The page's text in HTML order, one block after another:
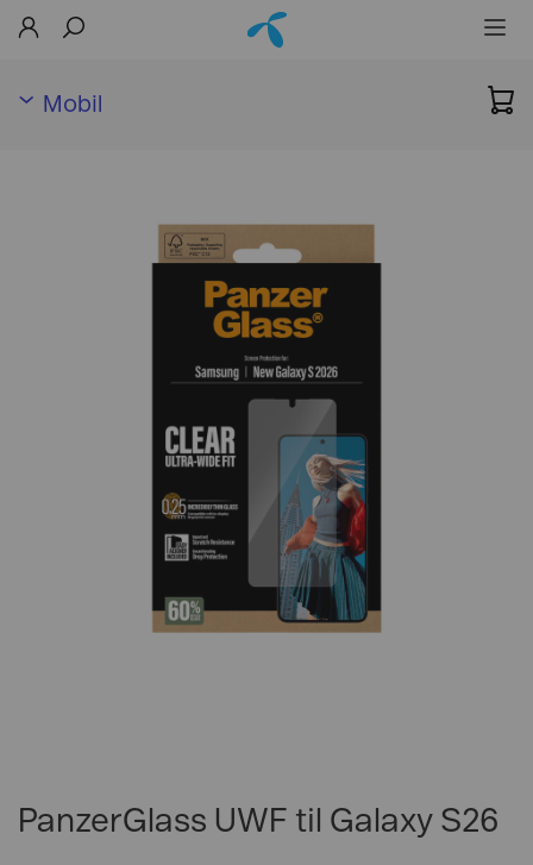
Mobil
PanzerGlass UWF til Galaxy S26